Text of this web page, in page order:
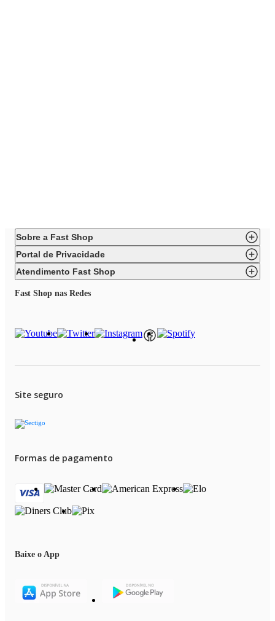
Sobre a Fast Shop
Portal de Privacidade
Atendimento Fast Shop
Fast Shop nas Redes
Site seguro
Formas de pagamento
Baixe o App